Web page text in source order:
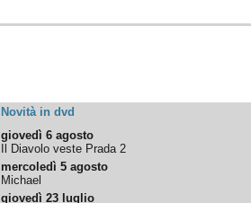
Novità in dvd
giovedì 6 agosto
Il Diavolo veste Prada 2
mercoledì 5 agosto
Michael
giovedì 23 luglio